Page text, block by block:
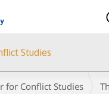
Studies
for Conflict Studies